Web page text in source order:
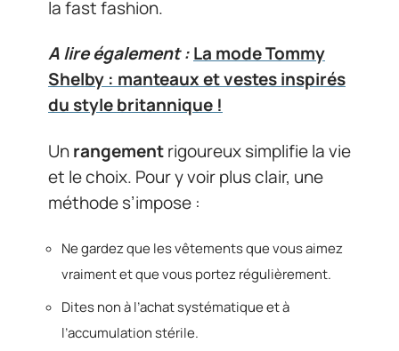
la fast fashion.
A lire également :La mode Tommy
Shelby : manteaux et vestes inspirés
du style britannique !
Unrangementrigoureux simplifie la vie
et le choix. Pour y voir plus clair, une
méthode s’impose :
Ne gardez que les vêtements que vous aimez
vraiment et que vous portez régulièrement.
Dites non à l’achat systématique et à
l’accumulation stérile.